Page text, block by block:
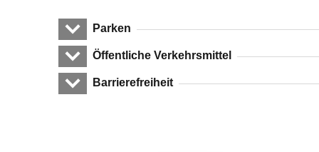
Parken
Öffentliche Verkehrsmittel
Barrierefreiheit